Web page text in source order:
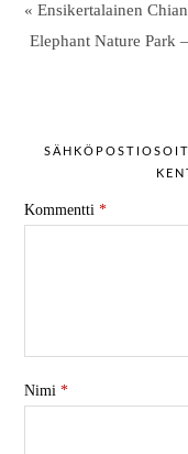
« Ensikertalainen
Elephant Nature Park
Kommentti*
Nimi*